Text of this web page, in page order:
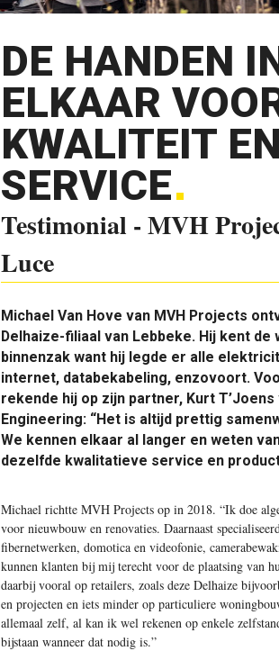
DE HANDEN
ELKAAR
KWALITEIT EN
SERVICE
Testimonial - MVH
Luce
Michael Van Hove van MVH Projects
Delhaize-filiaal van Lebbeke. Hij kent de
binnenzak want hij legde er alle
internet, databekabeling, enzovoort.
rekende hij op zijn partner, Kurt
Engineering: “Het is altijd prettig
We kennen elkaar al langer en weten
dezelfde kwalitatieve service en
Michael richtte MVH Projects op in 2018. “Ik doe
voor nieuwbouw en renovaties. Daarnaast
fibernetwerken, domotica en videofonie,
kunnen klanten bij mij terecht voor de plaatsing van
daarbij vooral op retailers, zoals deze Delhaize
en projecten en iets minder op particuliere
allemaal zelf, al kan ik wel rekenen op enkele
bijstaan wanneer dat nodig is.”